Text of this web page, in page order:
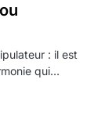
: il est
qui…